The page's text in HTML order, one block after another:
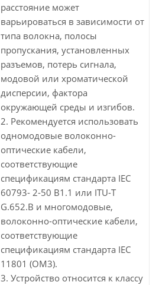
расстояние может
варьироваться в зависимости от
типа волокна, полосы
пропускания, установленных
разъемов, потерь сигнала,
модовой или хроматической
дисперсии, фактора
окружающей среды и изгибов.
2. Рекомендуется использовать
одномодовые волоконно-
оптические кабели,
соответствующие
спецификациям стандарта IEC
60793- 2-50 B1.1 или ITU-T
G.652.B и многомодовые,
волоконно-оптические кабели,
соответствующие
спецификациям стандарта IEC
11801 (OM3).
3. Устройство относится к классу